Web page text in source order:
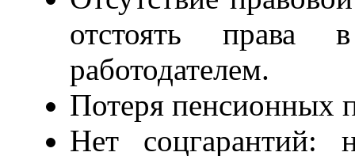
отстоять
работодателем.
Потеря пенсионных
Нет соцгарантий: